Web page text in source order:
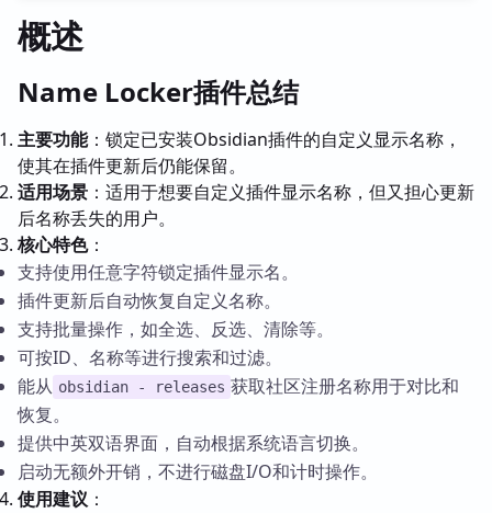
概述
Name Locker插件总结
主要功能：锁定已安装Obsidian插件的自定义显示名称，
使其在插件更新后仍能保留。
适用场景 ：适用于想要自定义插件显示名称，但又担心更新
后名称丢失的用户。
核心特色：
支持使用任意字符锁定插件显示名。
插件更新后自动恢复自定义名称。
支持批量操作，如全选、反选、清除等。
可按ID、名称等进行搜索和过滤。
能从 obsidian - releases 获取社区注册名称用于对比和
恢复。
提供中英双语界面，自动根据系统语言切换。
启动无额外开销，不进行磁盘I/O和计时操作。
使用建议 ：